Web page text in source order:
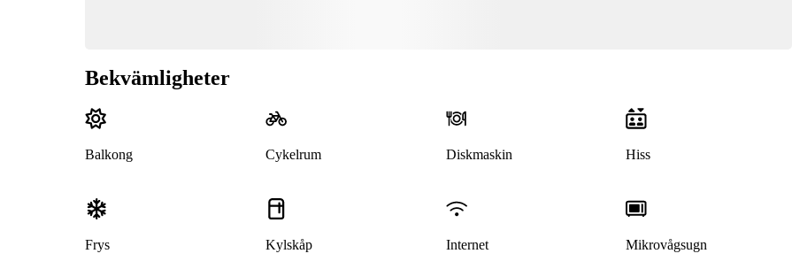
Bekvämligheter
Balkong Cykelrum Diskmaskin Hiss
Frys Kylskåp Internet Mikrovågsugn